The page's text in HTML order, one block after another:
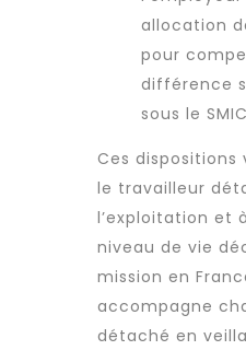
allocation
pour
différence
sous le
Ces
le travailleur
l’exploitation et
niveau de vie
mission en
accompagne
détaché en